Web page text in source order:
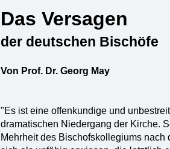
Das Versagen
der deutschen Bischöfe
Von Prof. Dr. Georg May
"Es ist eine offenkundige und
dramatischen Niedergang der Kirche.
Mehrheit des Bischofskollegiums